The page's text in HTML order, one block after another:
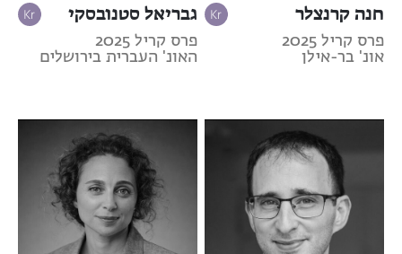
חנה קרנצלר
פרס קריל 2025
אונ' בר-אילן
גבריאל סטנובסקי
פרס קריל 2025
האונ' העברית בירושלים